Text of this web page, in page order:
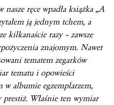
ręce wpadła książka „A
ją jednym tchem, a
kilkanaście razy – zawsze
znajomym. Nawet
tematem zegarków
tematu i opowieści
w albumie egzemplarzem,
prestiż. Właśnie ten wymiar